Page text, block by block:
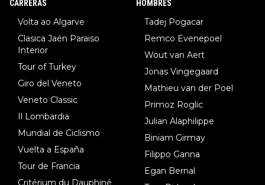
CARRERAS
Volta ao Algarve
Clasica Jaén Paraiso
Interior
Tour of Turkey
Giro del Veneto
Veneto Classic
Il Lombardia
Mundial de Ciclismo
Vuelta a España
Tour de Francia
Critérium du Dauphiné
HOMBRES
Tadej Pogacar
Remco Evenepoel
Wout van Aert
Jonas Vingegaard
Mathieu van der Poel
Primoz Roglic
Julian Alaphilippe
Biniam Girmay
Filippo Ganna
Egan Bernal